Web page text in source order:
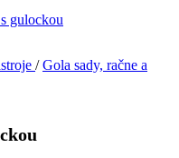
/ Gola sady, račne a